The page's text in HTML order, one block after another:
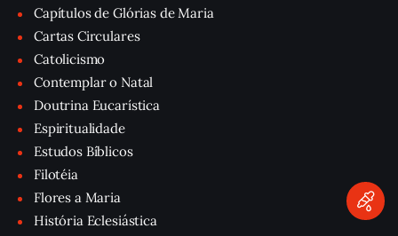
Capítulos de Glórias de Maria
Cartas Circulares
Catolicismo
Contemplar o Natal
Doutrina Eucarística
Espiritualidade
Estudos Bíblicos
Filotéia
Flores a Maria
História Eclesiástica